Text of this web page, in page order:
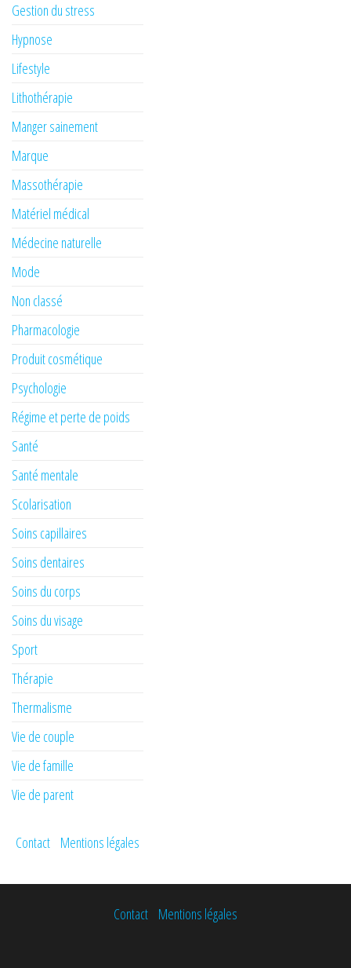
Gestion du stress
Hypnose
Lifestyle
Lithothérapie
Manger sainement
Marque
Massothérapie
Matériel médical
Médecine naturelle
Mode
Non classé
Pharmacologie
Produit cosmétique
Psychologie
Régime et perte de poids
Santé
Santé mentale
Scolarisation
Soins capillaires
Soins dentaires
Soins du corps
Soins du visage
Sport
Thérapie
Thermalisme
Vie de couple
Vie de famille
Vie de parent
Contact Mentions légales
Contact Mentions légales